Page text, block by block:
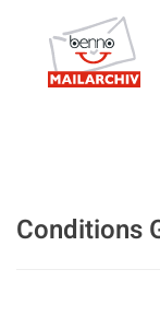
Conditions